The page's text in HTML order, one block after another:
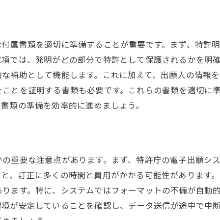
属書類を適切に準備することが重要です。まず、特許
では、発明がどの部分で特許として保護されるかを明
補助として機能します。これに加えて、出願人の情報
とを証明する書類も必要です。これらの書類を適切に
類の準備を効率的に進めましょう。
重要な注意点があります。まず、特許庁の電子出願シ
、訂正に多くの時間と費用がかかる可能性があります
ます。特に、システムではフォーマットの不備が自動
が安定していることを確認し、データ送信が途中で中